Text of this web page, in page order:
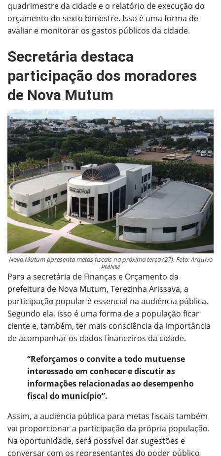
quadrimestre da cidade e o relatório de execução do
orçamento do sexto bimestre. Isso é uma forma de
avaliar e monitorar os gastos públicos da cidade.
Secretária destaca
participação dos moradores
de Nova Mutum
Nova Mutum apresenta metas fiscais na próxima terça (27). Foto: Arquivo
PMNM
Para a secretária de Finanças e Orçamento da
prefeitura de Nova Mutum, Terezinha Arissava, a
participação popular é essencial na audiência pública.
Segundo ela, isso é uma forma de a população ficar
ciente e, também, ter mais consciência da importância
de acompanhar os dados financeiros da cidade.
“Reforçamos o convite a todo mutuense
interessado em conhecer e discutir as
informações relacionadas ao desempenho
fiscal do município”.
Assim, a audiência pública para metas fiscais também
vai proporcionar a participação da própria população.
Na oportunidade, será possível dar sugestões e
conversar com os representantes do poder público